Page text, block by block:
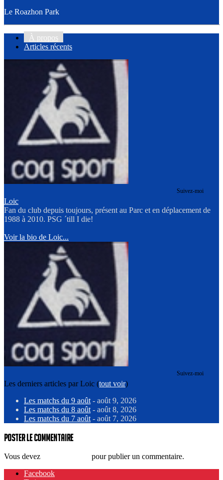
Le Roazhon Park
À propos
Articles récents
Suivez-moi
Loic
Fan du club depuis toujours, présent au Parc et en déplacement de
1988 à 2010. PSG ´till I die!
Voir la bio de Loic...
Suivez-moi
Les derniers articles par Loic (tout voir)
Les matchs du 9 août - août 9, 2026
Les matchs du 8 août - août 8, 2026
Les matchs du 7 août - août 7, 2026
Poster le commentaire
Vous devez
pour publier un commentaire.
Facebook